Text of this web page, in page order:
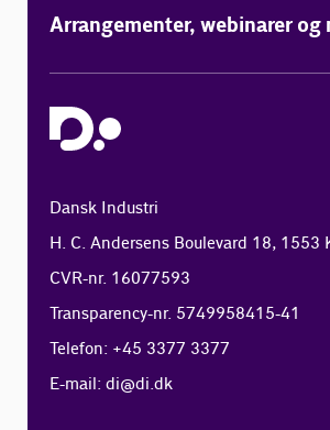
Arrangementer, webinarer
Dansk Industri
H. C. Andersens Boulevard 18, 1553
CVR-nr. 16077593
Transparency-nr. 5749958415-41
Telefon: +45 3377 3377
E-mail:di@di.dk